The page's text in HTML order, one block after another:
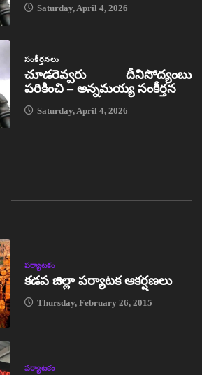
Saturday, April 4, 2026
సంకీర్తనలు
చూడరెవ్వరు దీనిసోద్యంబు
పరికించి – అన్నమయ్య సంకీర్తన
Saturday, April 4, 2026
పర్యాటకం
కడప జిల్లా పర్యాటక ఆకర్షణలు
Thursday, February 26, 2015
పర్యాటకం